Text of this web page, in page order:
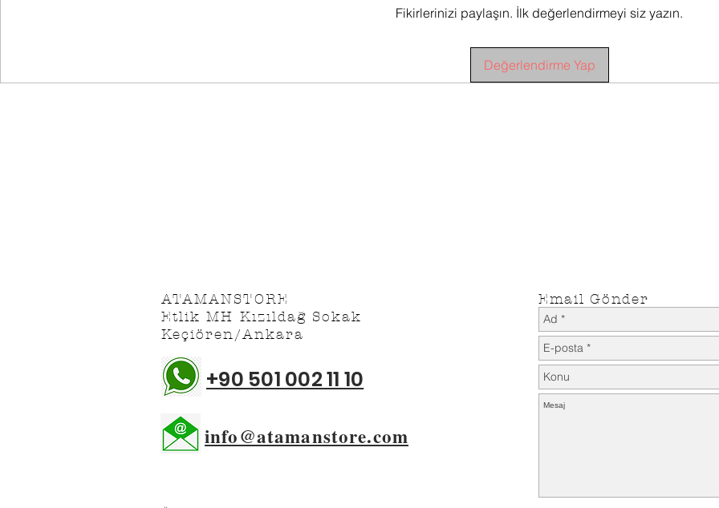
Fikirlerinizi paylaşın. İlk değerlendirmeyi siz yazın.
Değerlendirme Yap
Email Gönder
ATAMANSTORE
Etlik MH Kızıldağ Sokak
Keçiören/Ankara
+90 501 002 11 10
info@atamanstore.com